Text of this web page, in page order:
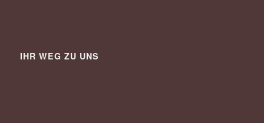
IHR WEG ZU UNS